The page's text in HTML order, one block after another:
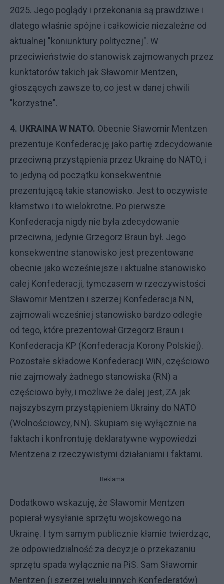
2025. Jego poglądy i przekonania są prawdziwe i
dlatego właśnie spójne i całkowicie niezależne od
aktualnej "koniunktury politycznej". W
przeciwieństwie do stanowisk zajmowanych przez
kunktatorów takich jak Sławomir Mentzen,
głoszących zawsze to, co jest w danej chwili
"korzystne".
4. UKRAINA W NATO. Obecnie Sławomir Mentzen
prezentuje Konfederację jako partię zdecydowanie
przeciwną przystąpienia przez Ukrainę do NATO, i
to jedyną od początku konsekwentnie
prezentującą takie stanowisko. Jest to oczywiste
kłamstwo i to wielokrotne. Po pierwsze
Konfederacja nigdy nie była zdecydowanie
przeciwna, jedynie Grzegorz Braun był. Jego
konsekwentne stanowisko jest prezentowane
obecnie jako wcześniejsze i aktualne stanowisko
całej Konfederacji, tymczasem w rzeczywistości
Sławomir Mentzen i szerzej Konfederacja NN,
zajmowali wcześniej stanowisko bardzo odległe
od tego, które prezentował Grzegorz Braun i
Konfederacja KP (Konfederacja Korony Polskiej).
Pozostałe składowe Konfederacji WiN, częściowo
nie zajmowały żadnego stanowiska (RN) a
częściowo były, i możliwe że dalej jest, ZA jak
najszybszym przystąpieniem Ukrainy do NATO
(Wolnościowcy, NN). Skupiam się wyłącznie na
faktach i konfrontuję deklaratywne wypowiedzi
Mentzena z rzeczywistymi działaniami i faktami.
Reklama
Dodatkowo wskazuję, że Sławomir Mentzen
popierał wysyłanie sprzętu wojskowego na
Ukrainę. I tym samym publicznie kłamie twierdząc,
że odpowiedzialność za decyzje o przekazaniu
sprzętu spada wyłącznie na PiS. Sam Sławomir
Mentzen (i szerzej wielu innych Konfederatów)